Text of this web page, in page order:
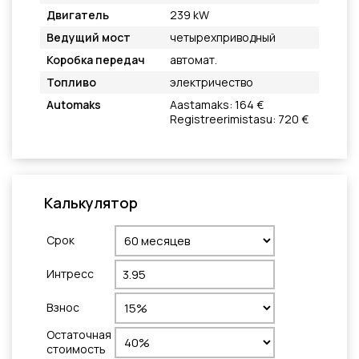
Двигатель
239 kW
Ведущий мост
четырехприводный
Коробка передач
автомат.
Топливо
электричество
Automaks
Aastamaks: 164 €
Registreerimistasu: 720 €
Калькулятор
Cрок
Интресс
Взнос
Остаточная
стоимость